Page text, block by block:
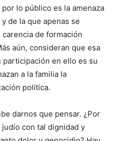
lo público es la amenaza
de la que apenas se
de formación
aún, consideran que esa
en ello es su
a la familia la
política.
darnos que pensar. ¿Por
con tal dignidad y